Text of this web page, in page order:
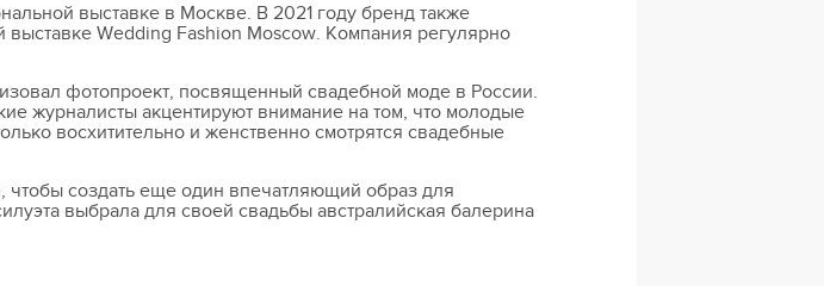
выставке в Москве. В 2021 году бренд также
Wedding Fashion Moscow. Компания регулярно
фотопроект, посвященный свадебной моде в России.
журналисты акцентируют внимание на том, что молодые
восхитительно и женственно смотрятся свадебные
создать еще один впечатляющий образ для
выбрала для своей свадьбы австралийская балерина